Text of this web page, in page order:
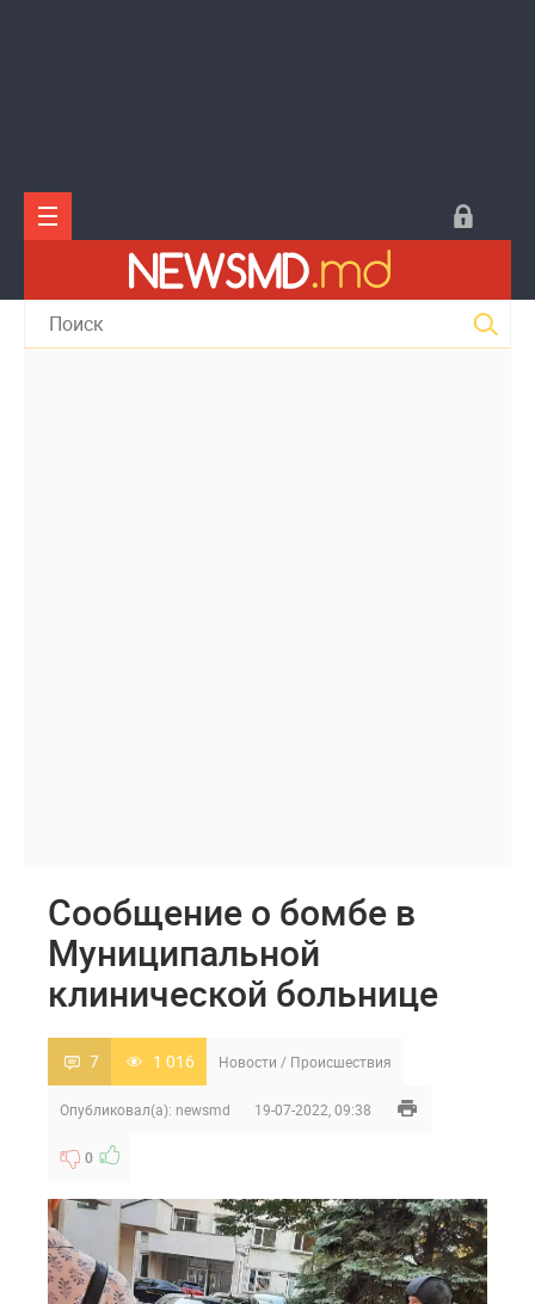
Сообщение о бомбе в
Муниципальной
клинической больнице
7 1 016 Новости / Происшествия
Опубликовал(а): newsmd 19-07-2022, 09:38
0